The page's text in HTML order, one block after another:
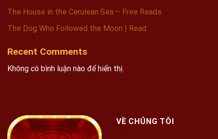
The House in the Cerulean Sea – Free Reads
The Dog Who Followed the Moon | Read
Recent Comments
Không có bình luận nào để hiển thị.
VỀ CHÚNG TÔI